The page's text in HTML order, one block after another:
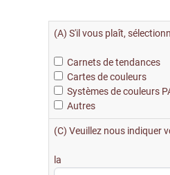
(A) S'il vous plaît,
Carnets de tendances
Cartes de couleurs
Systèmes de couleurs
Autres
(C) Veuillez nous indiquer
la